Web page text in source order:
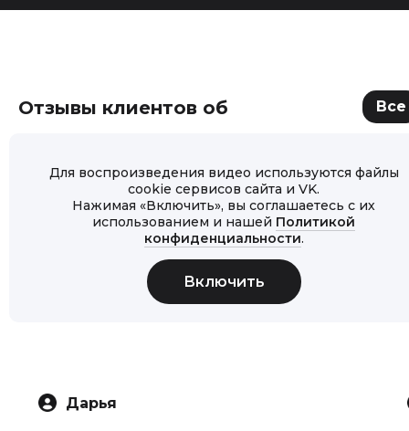
Отзывы клиентов об Все
Для воспроизведения видео используются файлы
cookie сервисов сайта и VK.
Нажимая «Включить», вы соглашаетесь с их
использованием и нашей Политикой
конфиденциальности.
Дарья